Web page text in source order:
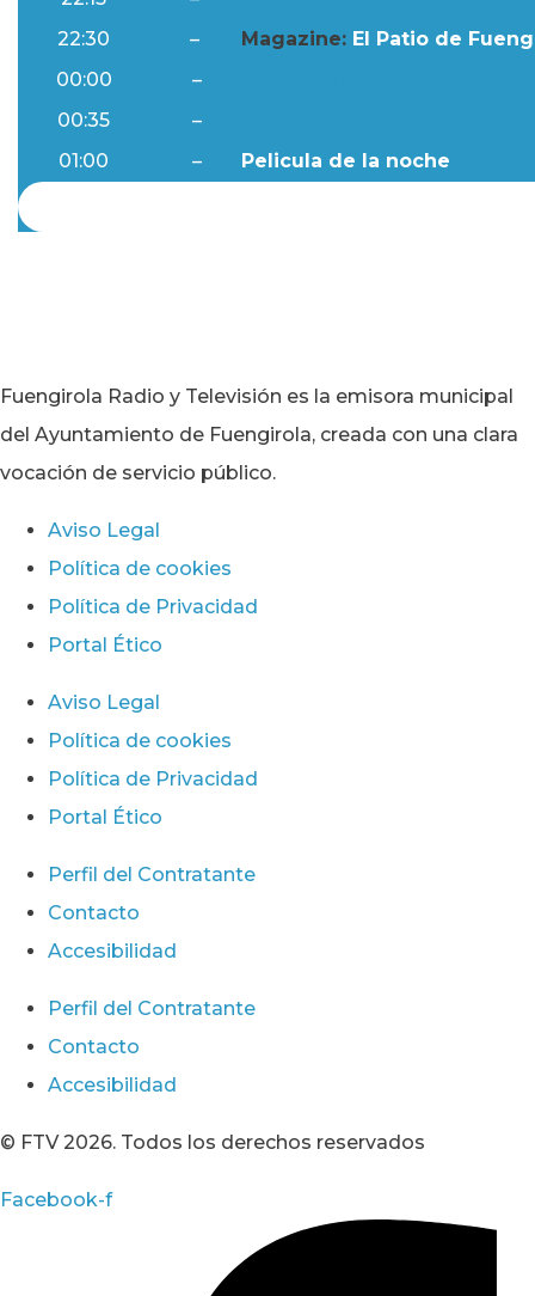
22:30
– Magazine: El Patio de
00:00
–
00:35
–
01:00
– Pelicula de la noche
Fuengirola Radio y Televisión es la emisora municipal
del Ayuntamiento de Fuengirola, creada con una clara
vocación de servicio público.
Aviso Legal
Política de cookies
Política de Privacidad
Portal Ético
Aviso Legal
Política de cookies
Política de Privacidad
Portal Ético
Perfil del Contratante
Contacto
Accesibilidad
Perfil del Contratante
Contacto
Accesibilidad
© FTV 2026. Todos los derechos reservados
Facebook-f